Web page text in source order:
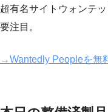
超有名サイトウォンテ
要注目。
→Wantedly Peopleを無